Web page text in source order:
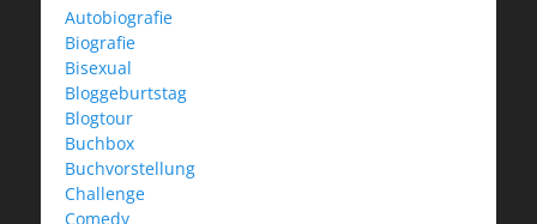
Autobiografie
Biografie
Bisexual
Bloggeburtstag
Blogtour
Buchbox
Buchvorstellung
Challenge
Comedy